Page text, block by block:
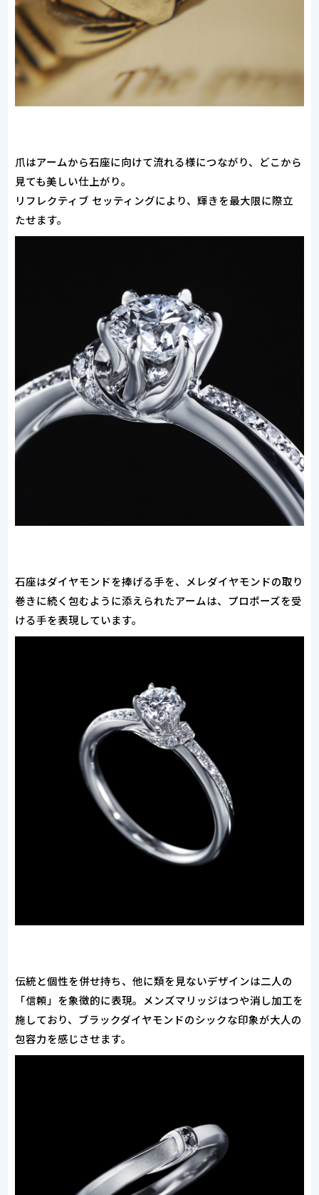
爪はアームから石座に向けて流れる様につながり、どこから
見ても美しい仕上がり。
リフレクティブ セッティングにより、輝きを最大限に際立
たせます。
石座はダイヤモンドを捧げる手を、メレダイヤモンドの取り
巻きに続く包むように添えられたアームは、プロポーズを受
ける手を表現しています。
伝統と個性を併せ持ち、他に類を見ないデザインは二人の
「信頼」を象徴的に表現。メンズマリッジはつや消し加工を
施しており、ブラックダイヤモンドのシックな印象が大人の
包容力を感じさせます。